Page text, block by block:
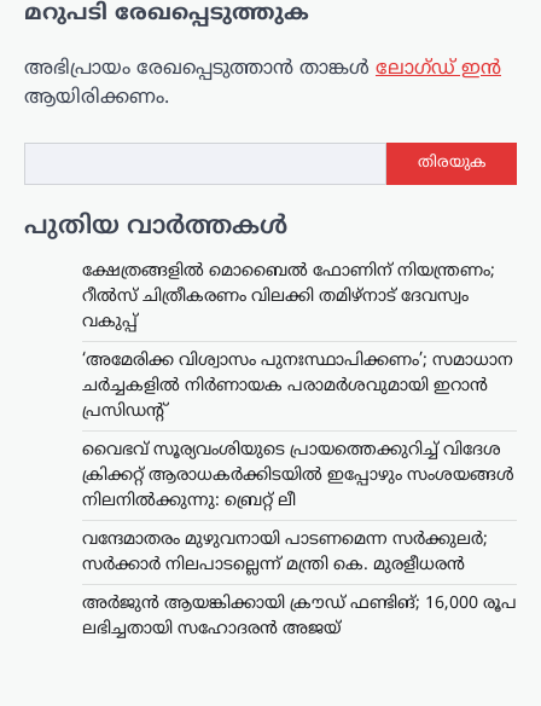
മറുപടി രേഖപ്പെടുത്തുക
അഭിപ്രായം രേഖപ്പെടുത്താ‍ൻ താങ്കൾ ലോഗ്ഡ് ഇൻ
ആയിരിക്കണം.
തിരയുക
പുതിയ വാർത്തകൾ
ക്ഷേത്രങ്ങളിൽ മൊബൈൽ ഫോണിന് നിയന്ത്രണം;
റീൽസ് ചിത്രീകരണം വിലക്കി തമിഴ്നാട് ദേവസ്വം
വകുപ്പ്
‘അമേരിക്ക വിശ്വാസം പുനഃസ്ഥാപിക്കണം’; സമാധാന
ചർച്ചകളിൽ നിർണായക പരാമർശവുമായി ഇറാൻ
പ്രസിഡന്റ്
വൈഭവ് സൂര്യവംശിയുടെ പ്രായത്തെക്കുറിച്ച് വിദേശ
ക്രിക്കറ്റ് ആരാധകർക്കിടയിൽ ഇപ്പോഴും സംശയങ്ങൾ
നിലനിൽക്കുന്നു: ബ്രെറ്റ് ലീ
വന്ദേമാതരം മുഴുവനായി പാടണമെന്ന സർക്കുലർ;
സർക്കാർ നിലപാടല്ലെന്ന് മന്ത്രി കെ. മുരളീധരൻ
അർജുൻ ആയങ്കിക്കായി ക്രൗഡ് ഫണ്ടിങ്; 16,000 രൂപ
ലഭിച്ചതായി സഹോദരൻ അജയ്